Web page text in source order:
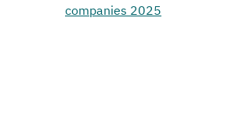
companies 2025